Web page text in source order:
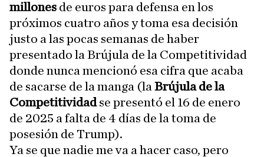
millones de euros para defensa en los
próximos cuatro años y toma esa decisión
justo a las pocas semanas de haber
presentado la Brújula de la Competitividad
donde nunca mencionó esa cifra que acaba
de sacarse de la manga (la Brújula de la
Competitividadse presentó el 16 de enero
de 2025 a falta de 4 días de la toma de
posesión de Trump).
Ya se que nadie me va a hacer caso, pero